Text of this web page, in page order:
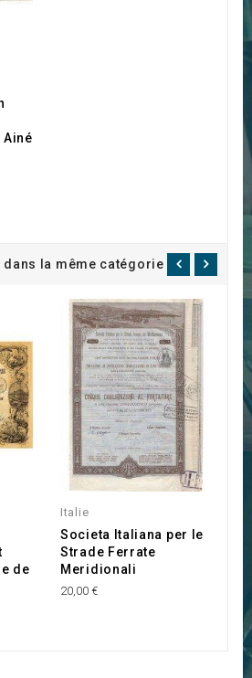
Ainé
la même catégorie :
de
Italie
Societa Italiana per le
Strade Ferrate
Meridionali
20,00 €